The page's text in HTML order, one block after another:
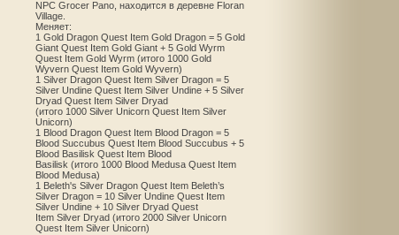
NPC Grocer Pano, находится в деревне Floran
Village.
Меняет:
1 Gold Dragon Quest Item Gold Dragon = 5 Gold
Giant Quest Item Gold Giant + 5 Gold Wyrm
Quest Item Gold Wyrm (итого 1000 Gold
Wyvern Quest Item Gold Wyvern)
1 Silver Dragon Quest Item Silver Dragon = 5
Silver Undine Quest Item Silver Undine + 5 Silver
Dryad Quest Item Silver Dryad
(итого 1000 Silver Unicorn Quest Item Silver
Unicorn)
1 Blood Dragon Quest Item Blood Dragon = 5
Blood Succubus Quest Item Blood Succubus + 5
Blood Basilisk Quest Item Blood
Basilisk (итого 1000 Blood Medusa Quest Item
Blood Medusa)
1 Beleth's Silver Dragon Quest Item Beleth’s
Silver Dragon = 10 Silver Undine Quest Item
Silver Undine + 10 Silver Dryad Quest
Item Silver Dryad (итого 2000 Silver Unicorn
Quest Item Silver Unicorn)